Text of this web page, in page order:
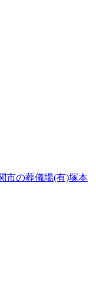
市の葬儀場(有)塚本